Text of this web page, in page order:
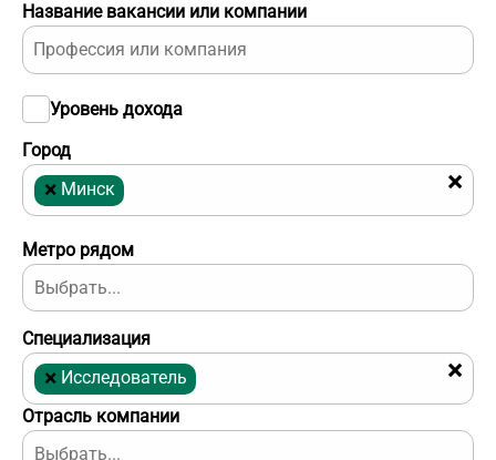
Отрасль компании
Название вакансии или компании
Город
×
× Минск
Уровень дохода
Метро рядом
Специализация
×
× Исследователь